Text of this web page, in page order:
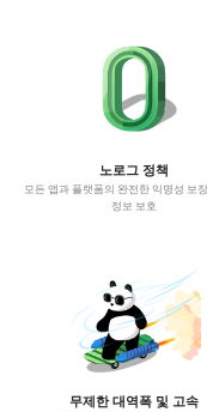
노로그 정책
모든 앱과 플랫폼의 완전한 익명성 보
정보 보호
무제한 대역폭 및 고속